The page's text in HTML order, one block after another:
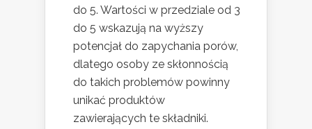
do 5. Wartości w przedziale od 3
do 5 wskazują na wyższy
potencjał do zapychania porów,
dlatego osoby ze skłonnością
do takich problemów powinny
unikać produktów
zawierających te składniki.